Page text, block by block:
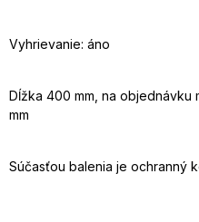
Vyhrievanie: áno
Dĺžka 400 mm, na
mm
Súčasťou balenia je ochranný